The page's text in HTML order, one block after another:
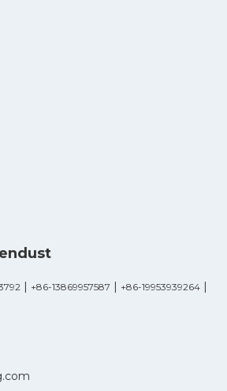
| +86-13869957587 | +86-19953939264|